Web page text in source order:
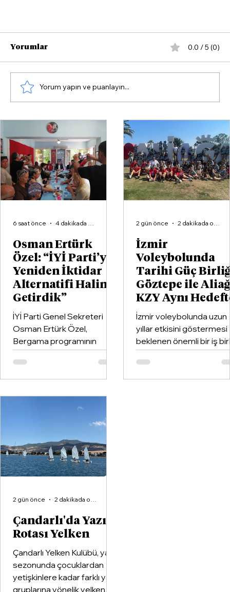
Osman Ertürk
Özel: “İYİ Parti’yi
Yeniden İktidar
Alternatifi Haline
Getirdik”
İYİ Parti Genel Sekreteri
Osman Ertürk Özel,
Bergama programının
ardından geldiği Dikili’de
partisinin ilçe teşkilatıyla
buluştu.
6 saat önce 4 dakikada okunur
İzmir
Voleybolunda
Tarihi Güç
Göztepe ile
KZY Aynı
İzmir voleybolunda uzun
yıllar etkisini göstermesi
beklenen önemli bir iş
hayata geçirildi. Kentin
kulüplerinden Göztepe
Spor Kulübü ile İzmir'in en
2 gün önce 2 dakikada okunur
Çandarlı'da Yazın
Rotası Yelken
Çandarlı Yelken Kulübü, yaz
sezonunda çocuklardan
yetişkinlere kadar farklı yaş
gruplarına yönelik yelken
2 gün önce 2 dakikada okunur
İzmir Körfezi’nde Balık Ölümlerinin
Nedeni: Kirlilik ve Oksijen Yetersizliği!
Yorumlar 0.0 / 5 (0)
Yorum yapın ve puanlayın...